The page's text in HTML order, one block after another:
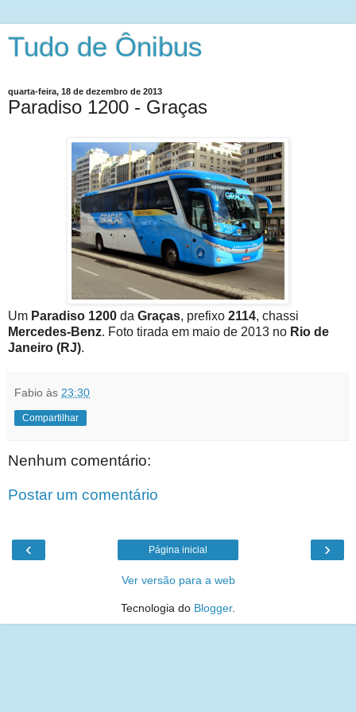
Tudo de Ônibus
quarta-feira, 18 de dezembro de 2013
Paradiso 1200 - Graças
Um Paradiso 1200 da Graças, prefixo 2114, chassi
Mercedes-Benz. Foto tirada em maio de 2013 no Rio de
Janeiro (RJ).
Fabio às 23:30
Compartilhar
Nenhum comentário:
Postar um comentário
‹ ›
Página inicial
Ver versão para a web
Tecnologia do Blogger.